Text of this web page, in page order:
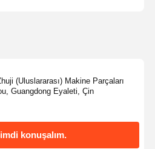
(Uluslararası) Makine Parçaları
Guangdong Eyaleti, Çin
konuşalım.